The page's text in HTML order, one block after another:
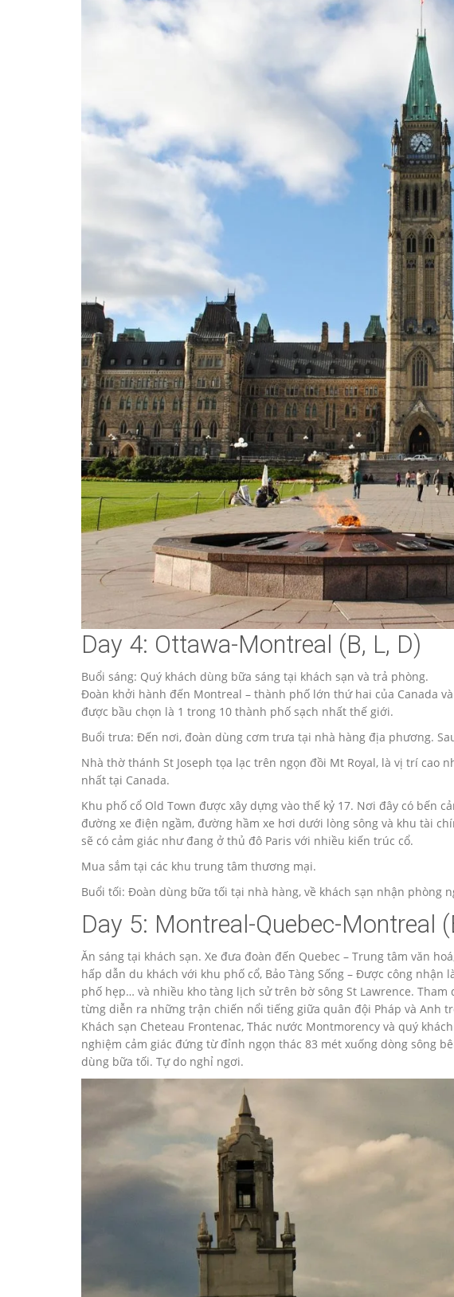
Day 4: Ottawa-Montreal (B, L, D)
Buổi sáng: Quý khách dùng bữa sáng tại khách sạn và trả phòng.
Đoàn khởi hành đến Montreal – thành phố lớn thứ hai của Canada
được bầu chọn là 1 trong 10 thành phố sạch nhất thế giới.
Buổi trưa: Đến nơi, đoàn dùng cơm trưa tại nhà hàng địa phương.
Nhà thờ thánh St Joseph tọa lạc trên ngọn đồi Mt Royal, là vị trí
nhất tại Canada.
Khu phố cổ Old Town được xây dựng vào thế kỷ 17. Nơi đây có bến
đường xe điện ngầm, đường hầm xe hơi dưới lòng sông và khu tài
sẽ có cảm giác như đang ở thủ đô Paris với nhiều kiến trúc cổ.
Mua sắm tại các khu trung tâm thương mại.
Buổi tối: Đoàn dùng bữa tối tại nhà hàng, về khách sạn nhận phòng
Day 5: Montreal-Quebec-Montreal
Ăn sáng tại khách sạn. Xe đưa đoàn đến Quebec – Trung tâm văn
hấp dẫn du khách với khu phố cổ, Bảo Tàng Sống – Được công nhận
phố hẹp… và nhiều kho tàng lịch sử trên bờ sông St Lawrence.
từng diễn ra những trận chiến nổi tiếng giữa quân đội Pháp và Anh
Khách sạn Cheteau Frontenac, Thác nước Montmorency và quý
nghiệm cảm giác đứng từ đỉnh ngọn thác 83 mét xuống dòng sông
dùng bữa tối. Tự do nghỉ ngơi.